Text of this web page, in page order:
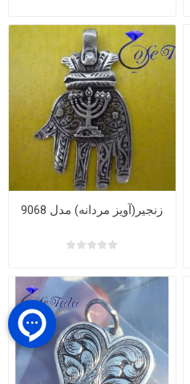
زنجیر(آویز مردانه) مدل 9068